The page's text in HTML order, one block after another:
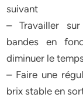
suivant
– Travailler sur
bandes en
diminuer le
– Faire une
brix stable en